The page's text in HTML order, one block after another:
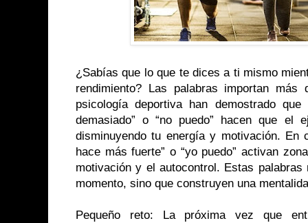
¿Sabías que lo que te dices a ti mismo
rendimiento? Las palabras importan
psicología deportiva han demostrado
demasiado” o “no puedo” hacen que el
disminuyendo tu energía y motivación. En
hace más fuerte” o “yo puedo” activan
motivación y el autocontrol. Estas
momento, sino que construyen una
Pequeño reto: La próxima vez que